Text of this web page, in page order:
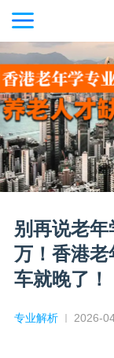
别再说老
万！香港
车就晚了！
专业解析 2026-